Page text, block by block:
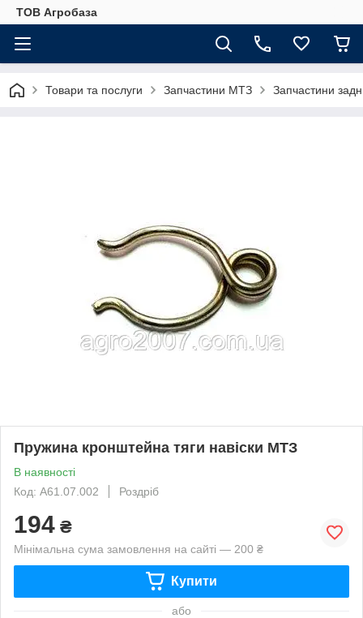
ТОВ Агробаза
Товари та послуги Запчастини МТЗ Запчастини
Пружина кронштейна тяги навіски МТЗ
В наявності
Код: А61.07.002
Роздріб
194 ₴
Мінімальна сума замовлення на сайті — 200 ₴
Купити
або